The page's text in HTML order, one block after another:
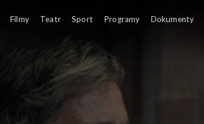
Filmy Teatr Sport Programy Dokumenty